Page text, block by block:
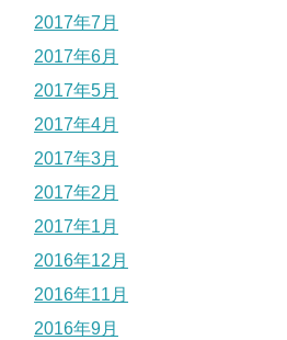
2017年7月
2017年6月
2017年5月
2017年4月
2017年3月
2017年2月
2017年1月
2016年12月
2016年11月
2016年9月